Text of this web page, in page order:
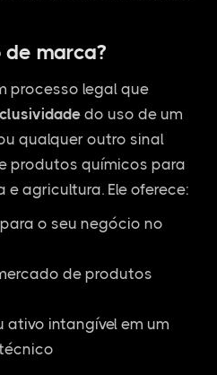
marca?
processo legal que
do uso de um
qualquer outro sinal
produtos químicos para
agricultura. Ele oferece:
para o seu negócio no
de produtos
ativo intangível em um